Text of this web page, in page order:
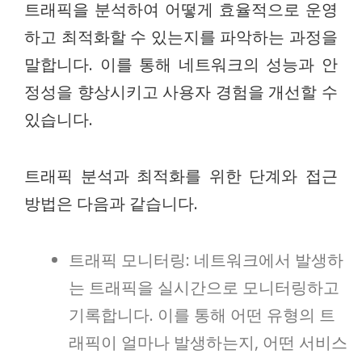
트래픽을 분석하여 어떻게 효율적으로 운영
하고 최적화할 수 있는지를 파악하는 과정을
말합니다. 이를 통해 네트워크의 성능과 안
정성을 향상시키고 사용자 경험을 개선할 수
있습니다.
트래픽 분석과 최적화를 위한 단계와 접근
방법은 다음과 같습니다.
트래픽 모니터링: 네트워크에서 발생하
는 트래픽을 실시간으로 모니터링하고
기록합니다. 이를 통해 어떤 유형의 트
래픽이 얼마나 발생하는지, 어떤 서비스